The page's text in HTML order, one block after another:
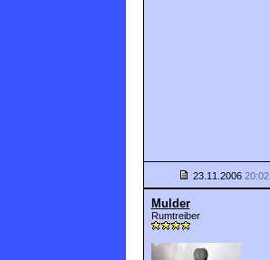
23.11.2006 20:02
Mulder
Rumtreiber